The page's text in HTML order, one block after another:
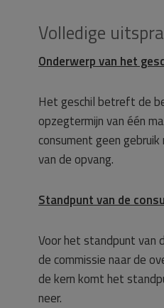
Volledige
Onderwerp van het
Het geschil betreft de
opzegtermijn van één
consument geen
van de opvang.
Standpunt van de
Voor het standpunt van
de commissie naar de
de kern komt het
neer.